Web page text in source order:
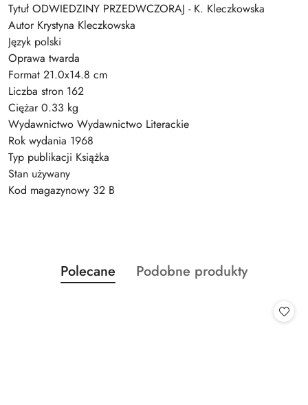
Tytuł ODWIEDZINY PRZEDWCZORAJ - K. Kleczkowska
Autor Krystyna Kleczkowska
Język polski
Oprawa twarda
Format 21.0x14.8 cm
Liczba stron 162
Ciężar 0.33 kg
Wydawnictwo Wydawnictwo Literackie
Rok wydania 1968
Typ publikacji Książka
Stan używany
Kod magazynowy 32 B
Pomiń karuzelę produktów
Produkty
o
Polecane
Produkty
Podobne produkty